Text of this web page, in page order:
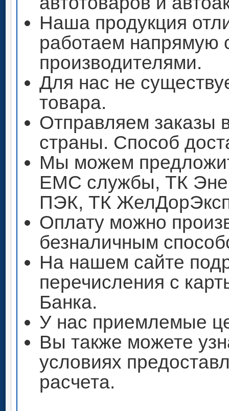
Наша продукция
работаем напрямую
производителями.
Для нас не
товара.
Отправляем заказы
страны. Способ
Мы можем
ЕМС службы, ТК
ПЭК, ТК
Оплату можно
безналичным
На нашем сайте
перечисления с
Банка.
У нас приемлемые
Вы также можете
условиях
расчета.